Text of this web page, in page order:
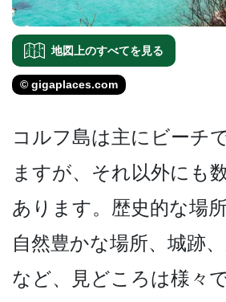
地図上のすべてを見る
© gigaplaces.com
コルフ島は主にビーチ
ますが、それ以外にも
あります­。歴史的な場
自然豊かな場所、城跡
など、見どころは様々